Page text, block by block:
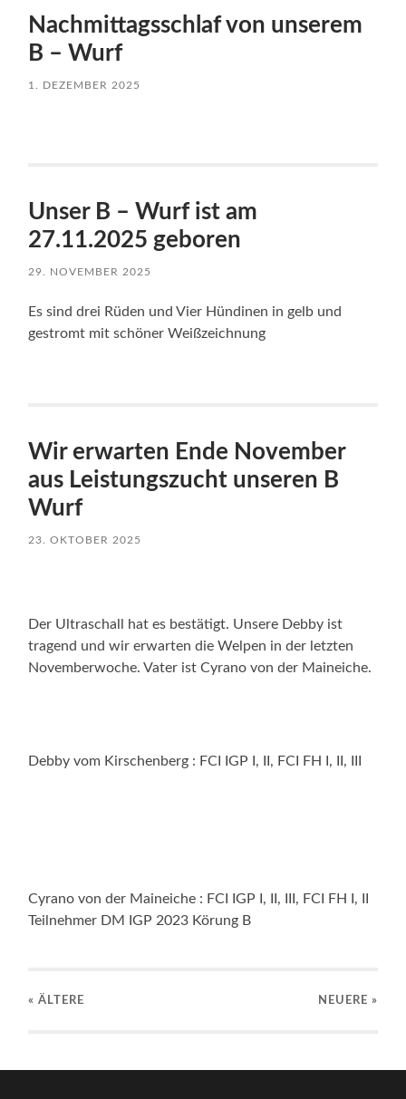
Nachmittagsschlaf von unserem
B – Wurf
1. DEZEMBER 2025
Unser B – Wurf ist am
27.11.2025 geboren
29. NOVEMBER 2025
Es sind drei Rüden und Vier Hündinen in gelb und
gestromt mit schöner Weißzeichnung
Wir erwarten Ende November
aus Leistungszucht unseren B
Wurf
23. OKTOBER 2025
Der Ultraschall hat es bestätigt. Unsere Debby ist
tragend und wir erwarten die Welpen in der letzten
Novemberwoche. Vater ist Cyrano von der Maineiche.
Debby vom Kirschenberg : FCI IGP I, II, FCI FH I, II, III
Cyrano von der Maineiche : FCI IGP I, II, III, FCI FH I, II
Teilnehmer DM IGP 2023 Körung B
« ÄLTERE NEUERE »